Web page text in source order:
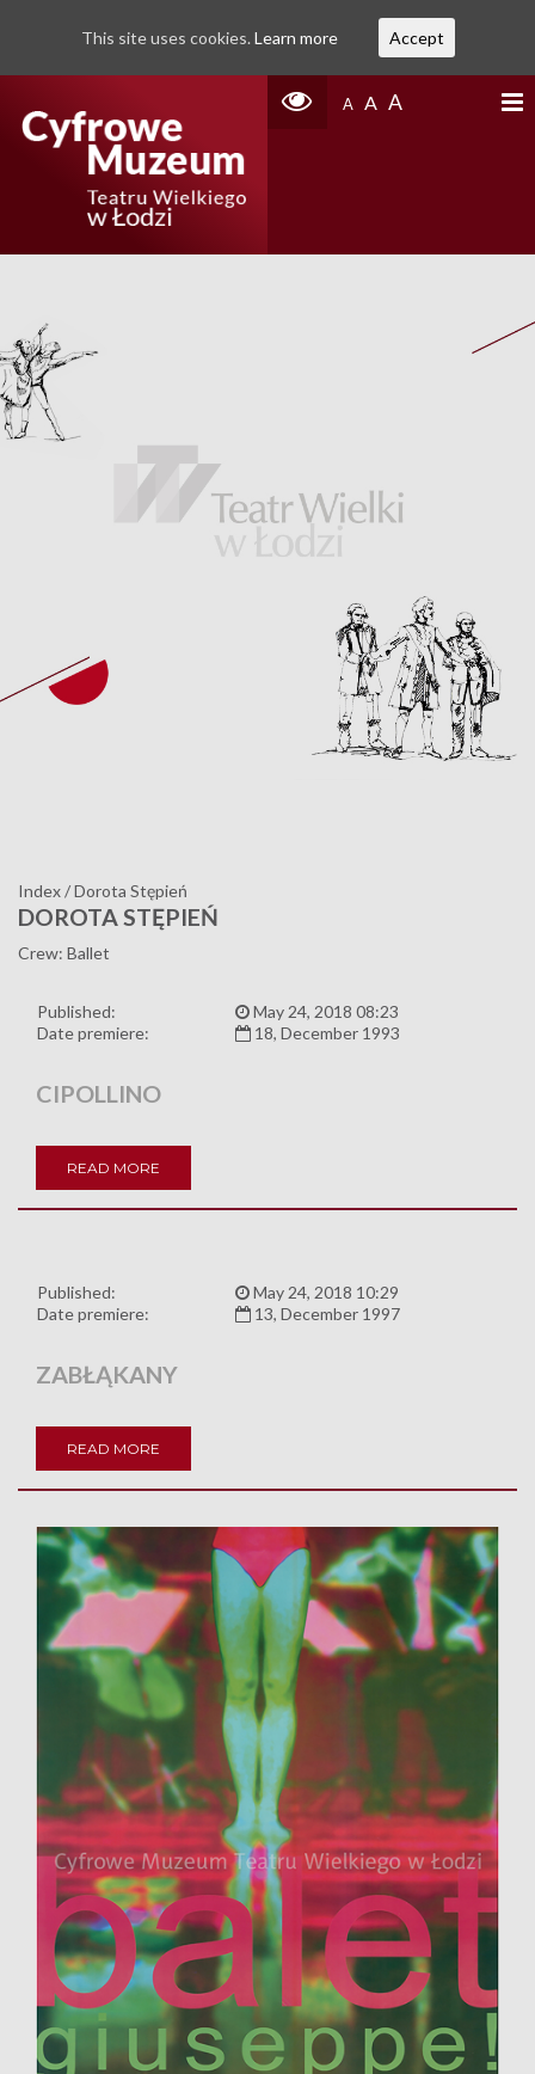
A A A
Index/Dorota Stępień
DOROTA STĘPIEŃ
Crew: Ballet
Published:
May 24, 2018 08:23
Date premiere:
18, December 1993
CIPOLLINO
READ MORE
Published:
May 24, 2018 10:29
Date premiere:
13, December 1997
ZABŁĄKANY
READ MORE
This site uses cookies. Learn more Accept